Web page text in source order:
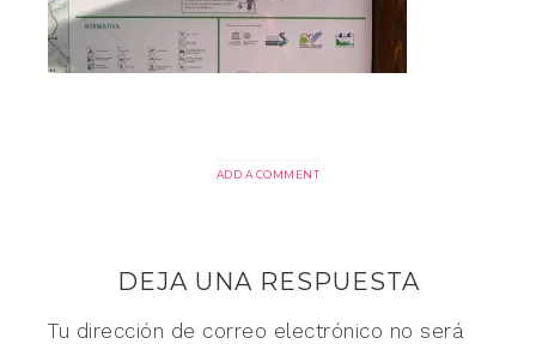
ADD A COMMENT
DEJA UNA RESPUESTA
Tu dirección de correo electrónico no será